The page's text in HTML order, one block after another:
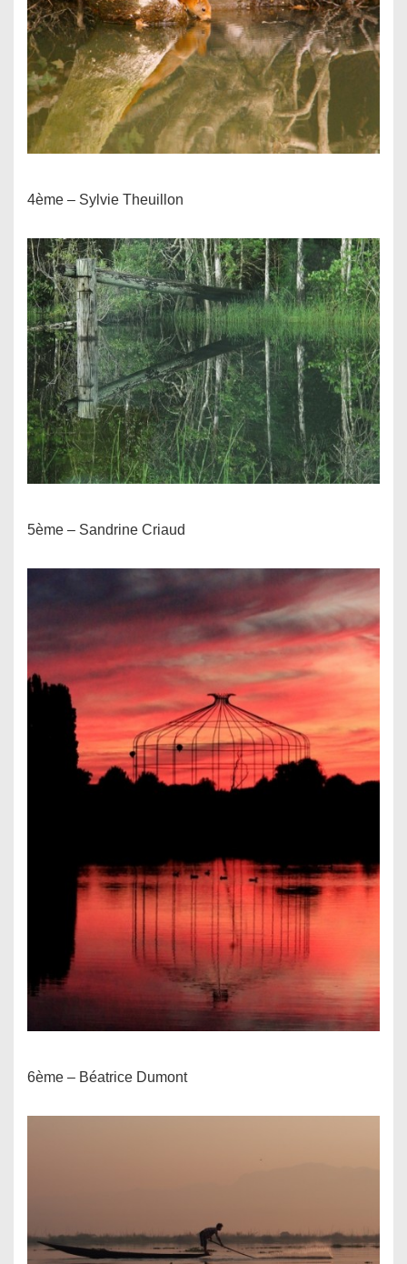
4ème – Sylvie Theuillon
5ème – Sandrine Criaud
6ème – Béatrice Dumont